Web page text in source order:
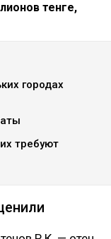
тенге,
городах
требуют